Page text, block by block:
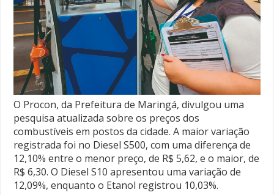
O Procon, da Prefeitura de Maringá, divulgou uma
pesquisa atualizada sobre os preços dos
combustíveis em postos da cidade. A maior variação
registrada foi no Diesel S500, com uma diferença de
12,10% entre o menor preço, de R$ 5,62, e o maior, de
R$ 6,30. O Diesel S10 apresentou uma variação de
12,09%, enquanto o Etanol registrou 10,03%.